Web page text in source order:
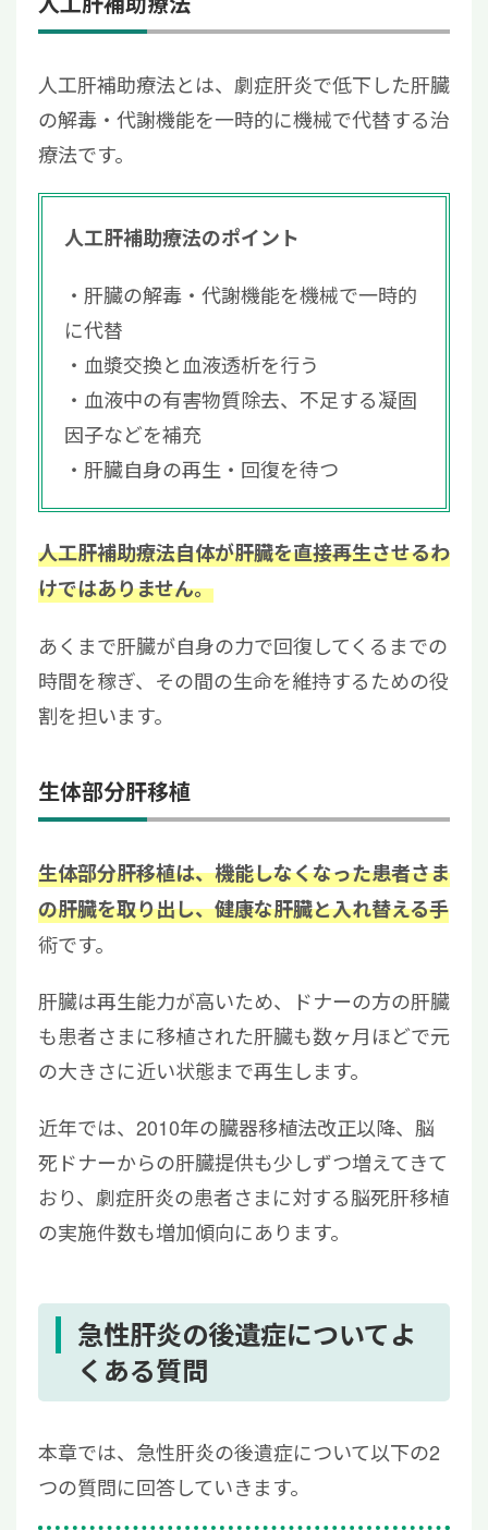
人工肝補助療法とは、劇症肝炎で低下した肝臓
の解毒・代謝機能を一時的に機械で代替する治
療法です。
人工肝補助療法のポイント
肝臓の解毒・代謝機能を機械で一時的
に代替
血漿交換と血液透析を行う
血液中の有害物質除去、不足する凝固
因子などを補充
肝臓自身の再生・回復を待つ
人工肝補助療法自体が肝臓を直接再生させるわ
けではありません。
あくまで肝臓が自身の力で回復してくるまでの
時間を稼ぎ、その間の生命を維持するための役
割を担います。
生体部分肝移植
生体部分肝移植は、機能しなくなった患者さま
の肝臓を取り出し、健康な肝臓と入れ替える手
術です。
肝臓は再生能力が高いため、ドナーの方の肝臓
も患者さまに移植された肝臓も数ヶ月ほどで元
の大きさに近い状態まで再生します。
近年では、2010年の臓器移植法改正以降、脳
死ドナーからの肝臓提供も少しずつ増えてきて
おり、劇症肝炎の患者さまに対する脳死肝移植
の実施件数も増加傾向にあります。
急性肝炎の後遺症についてよ
くある質問
本章では、急性肝炎の後遺症について以下の2
つの質問に回答していきます。